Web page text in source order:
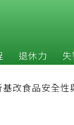
退休力 失
改食品安全性